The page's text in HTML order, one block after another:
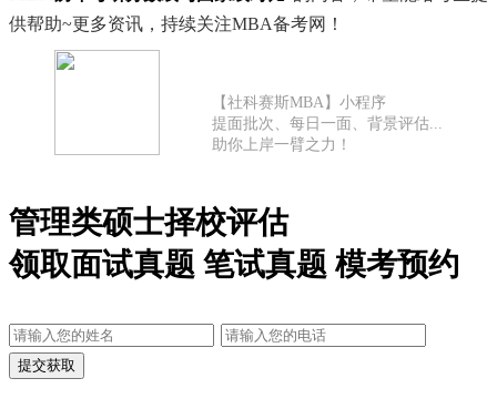
供帮助~更多资讯，持续关注MBA备考网！
【社科赛斯MBA】小程序
提面批次、每日一面、背景评估...
助你上岸一臂之力！
管理类硕士择校评估
领取面试真题 笔试真题 模考预约